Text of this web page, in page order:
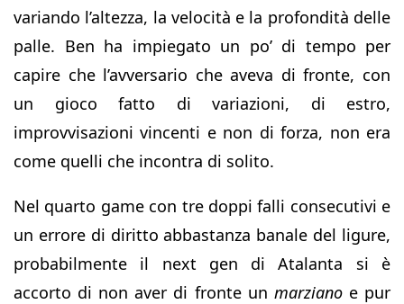
variando l’altezza, la velocità e la profondità delle
palle. Ben ha impiegato un po’ di tempo per
capire che l’avversario che aveva di fronte, con
un gioco fatto di variazioni, di estro,
improvvisazioni vincenti e non di forza, non era
come quelli che incontra di solito.
Nel quarto game con tre doppi falli consecutivi e
un errore di diritto abbastanza banale del ligure,
probabilmente il next gen di Atalanta si è
accorto di non aver di fronte un marzianoe pur